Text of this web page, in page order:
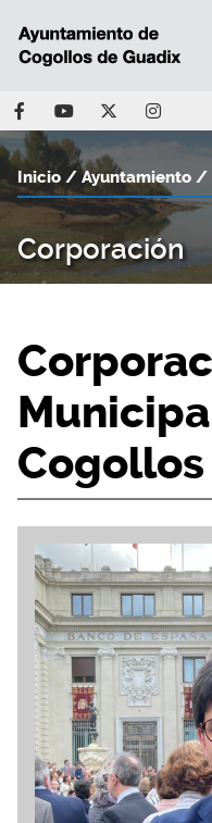
Corporación
Inicio Ayuntamiento